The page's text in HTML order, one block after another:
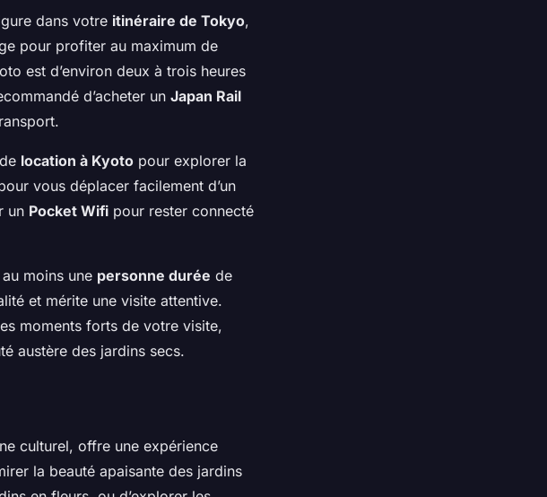
dans votre itinéraire de Tokyo,
pour profiter au maximum de
est d’environ deux à trois heures
d’acheter un Japan Rail
location à Kyoto pour explorer la
vous déplacer facilement d’un
un Pocket Wifi pour rester connecté
moins une personne durée de
et mérite une visite attentive.
moments forts de votre visite,
austère des jardins secs.
culturel, offre une expérience
la beauté apaisante des jardins